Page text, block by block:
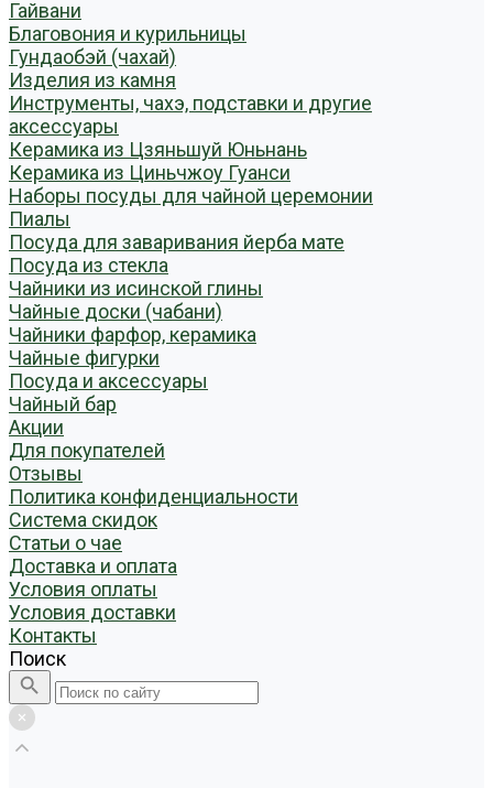
Гайвани
Благовония и курильницы
Гундаобэй (чахай)
Изделия из камня
Инструменты, чахэ, подставки и другие
аксессуары
Керамика из Цзяньшуй Юньнань
Керамика из Циньчжоу Гуанси
Наборы посуды для чайной церемонии
Пиалы
Посуда для заваривания йерба мате
Посуда из стекла
Чайники из исинской глины
Чайные доски (чабани)
Чайники фарфор, керамика
Чайные фигурки
Посуда и аксессуары
Чайный бар
Акции
Для покупателей
Отзывы
Политика конфиденциальности
Система скидок
Статьи о чае
Доставка и оплата
Условия оплаты
Условия доставки
Контакты
Поиск